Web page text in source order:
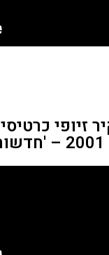
זיופי
2001 – 'חדשות הספורט'